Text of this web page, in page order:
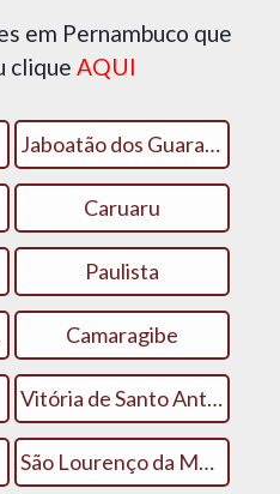
em Pernambuco que
clique AQUI
Jaboatão dos Guararapes
Caruaru
Paulista
Camaragibe
Vitória de Santo Antão
São Lourenço da Mata